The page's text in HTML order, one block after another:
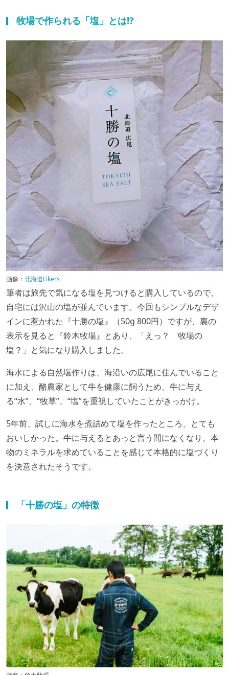
牧場で作られる「塩」とは!?
画像： 北海道Likers
筆者は旅先で気になる塩を見つけると購入しているので、
自宅には沢山の塩が並んでいます。今回もシンプルなデザ
インに惹かれた『十勝の塩』（50g 800円）ですが、裏の
表示を見ると『鈴木牧場』とあり、「えっ？ 牧場の
塩？」と気になり購入しました。
海水による自然塩作りは、海沿いの広尾に住んでいること
に加え、酪農家として牛を健康に飼うため、牛に与え
る“水”、“牧草”、“塩”を重視していたことがきっかけ。
5年前、試しに海水を煮詰めて塩を作ったところ、とても
おいしかった。牛に与えるとあっと言う間になくなり、本
物のミネラルを求めていることを感じて本格的に塩づくり
を決意されたそうです。
「十勝の塩」の特徴